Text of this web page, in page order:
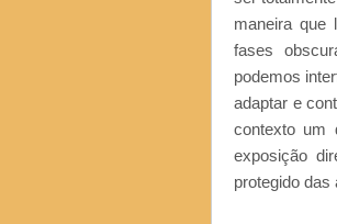
maneira que
fases
podemos
adaptar e
contexto um
exposição
protegido